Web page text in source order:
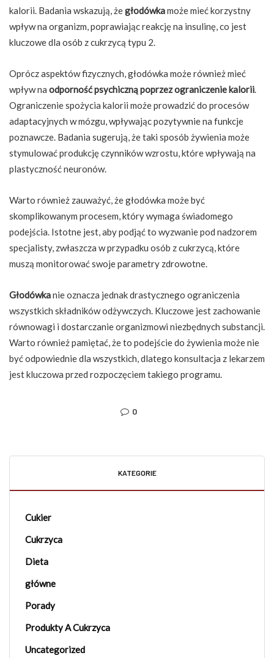
kalorii. Badania wskazują, żegłodówkamoże mieć korzystny
wpływ na organizm, poprawiając reakcję na insulinę, co jest
kluczowe dla osób z cukrzycą typu 2.
Oprócz aspektów fizycznych, głodówka może również mieć
wpływ na odporność psychiczną poprzez ograniczenie kalorii.
Ograniczenie spożycia kalorii może prowadzić do procesów
adaptacyjnych w mózgu, wpływając pozytywnie na funkcje
poznawcze. Badania sugerują, że taki sposób żywienia może
stymulować produkcję czynników wzrostu, które wpływają na
plastyczność neuronów.
Warto również zauważyć, że głodówka może być
skomplikowanym procesem, który wymaga świadomego
podejścia. Istotne jest, aby podjąć to wyzwanie pod nadzorem
specjalisty, zwłaszcza w przypadku osób z cukrzycą, które
muszą monitorować swoje parametry zdrowotne.
Głodówkanie oznacza jednak drastycznego ograniczenia
wszystkich składników odżywczych. Kluczowe jest zachowanie
równowagi i dostarczanie organizmowi niezbędnych substancji.
Warto również pamiętać, że to podejście do żywienia może nie
być odpowiednie dla wszystkich, dlatego konsultacja z lekarzem
jest kluczowa przed rozpoczęciem takiego programu.
0
KATEGORIE
Cukier
Cukrzyca
Dieta
główne
Porady
Produkty A Cukrzyca
Uncategorized